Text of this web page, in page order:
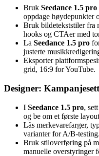
Bruk Seedance 1.5 pro
oppdage høydepunkter
Bruk bildetekststiler fra
hooks og CTAer med
La Seedance 1.5 pro
justerte
Eksporter
grid, 16:9 for YouTube.
Designer:
I Seedance 1.5 pro,
og be om et første
Lås merkevarefarger,
varianter for A/B-testing.
Bruk stiloverføring på
manuelle overstyringer